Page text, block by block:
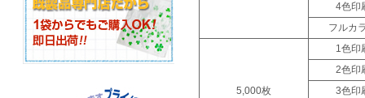
4色印
フルカ
5,000枚
1色印
2色印
3色印